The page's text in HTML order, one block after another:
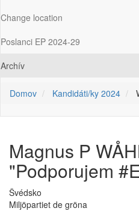
Change location
Poslanci EP 2024-29
Archív
Domov Kandidáti/ky 2024
Magnus P
"Podporujem
Švédsko
Miljöpartiet de gröna